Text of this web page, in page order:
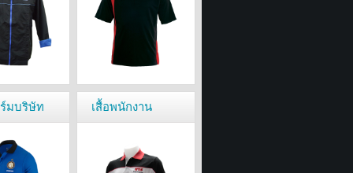
มบริษัท เสื้อพนักงาน